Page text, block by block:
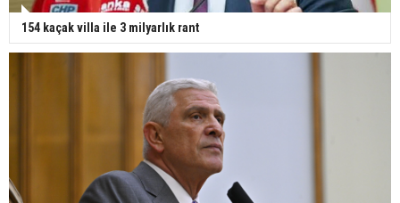
154 kaçak villa ile 3 milyarlık rant